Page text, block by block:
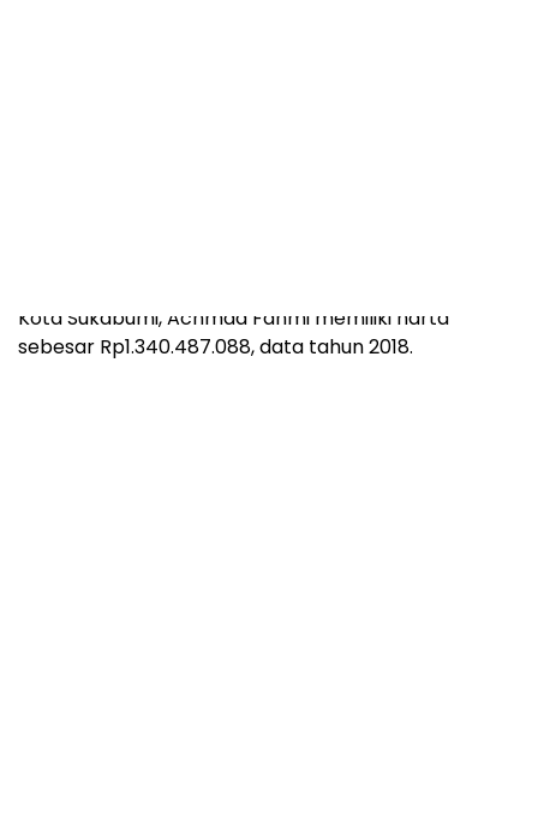
Kota Sukabumi, Achmad Fahmi memiliki harta
sebesar Rp1.340.487.088, data tahun 2018.